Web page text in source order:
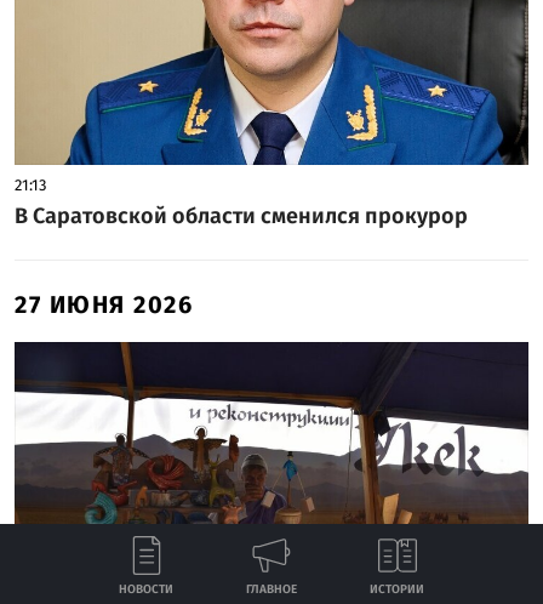
21:13
В Саратовской области сменился прокурор
27 ИЮНЯ 2026
НОВОСТИ ГЛАВНОЕ ИСТОРИИ